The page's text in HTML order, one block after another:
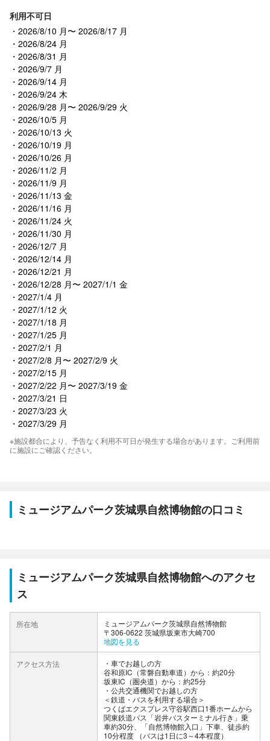
利用不可日
2026/8/10 月〜 2026/8/17 月
2026/8/24 月
2026/8/31 月
2026/9/7 月
2026/9/14 月
2026/9/24 木
2026/9/28 月〜 2026/9/29 火
2026/10/5 月
2026/10/13 火
2026/10/19 月
2026/10/26 月
2026/11/2 月
2026/11/9 月
2026/11/13 金
2026/11/16 月
2026/11/24 火
2026/11/30 月
2026/12/7 月
2026/12/14 月
2026/12/21 月
2026/12/28 月〜 2027/1/1 金
2027/1/4 月
2027/1/12 火
2027/1/18 月
2027/1/25 月
2027/2/1 月
2027/2/8 月〜 2027/2/9 火
2027/2/15 月
2027/2/22 月〜 2027/3/19 金
2027/3/21 日
2027/3/23 火
2027/3/29 月
※施設都合により、予告なく利用不可日が発生する場合があります。ご利用前
に施設にご確認ください。
ミュージアムパーク茨城県自然博物館の口コミ
ミュージアムパーク茨城県自然博物館へのアクセ
ス
所在地
ミュージアムパーク茨城県自然博物館
〒306-0622 茨城県坂東市大崎700
地図を見る
アクセス方法
車でお越しの方
谷和原IC（常磐自動車道）から：約20分
坂東IC（圏央道）から：約25分
公共交通機関でお越しの方
＜鉄道・バスを利用する場合＞
つくばエクスプレス守谷駅西口1番ホームから
関東鉄道バス「岩井バスターミナル行き」乗
車約30分、「自然博物館入口」下車、徒歩約
10分程度 （バスは1日に3～4本程度）